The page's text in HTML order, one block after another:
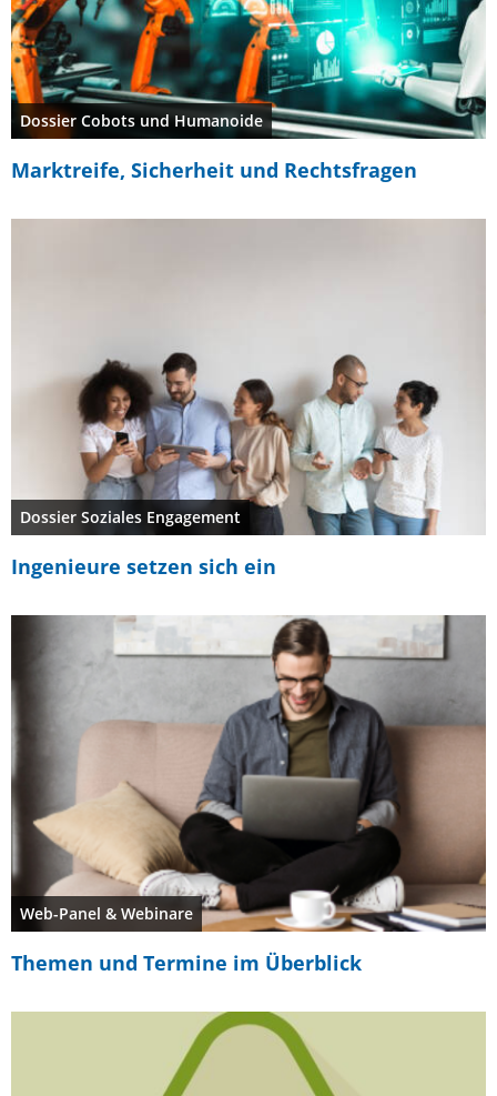
Dossier Cobots und Humanoide
Marktreife, Sicherheit und Rechtsfragen
Dossier Soziales Engagement
Ingenieure setzen sich ein
Web-Panel & Webinare
Themen und Termine im Überblick